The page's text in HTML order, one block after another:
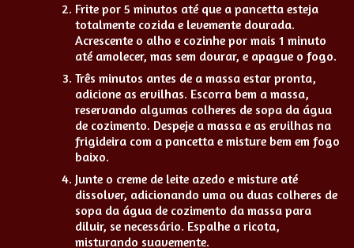
Frite por 5 minutos até que a pancetta esteja
totalmente cozida e levemente dourada.
Acrescente o alho e cozinhe por mais 1 minuto
até amolecer, mas sem dourar, e apague o fogo.
Três minutos antes de a massa estar pronta,
adicione as ervilhas. Escorra bem a massa,
reservando algumas colheres de sopa da água
de cozimento. Despeje a massa e as ervilhas na
frigideira com a pancetta e misture bem em fogo
baixo.
Junte o creme de leite azedo e misture até
dissolver, adicionando uma ou duas colheres de
sopa da água de cozimento da massa para
diluir, se necessário. Espalhe a ricota,
misturando suavemente.